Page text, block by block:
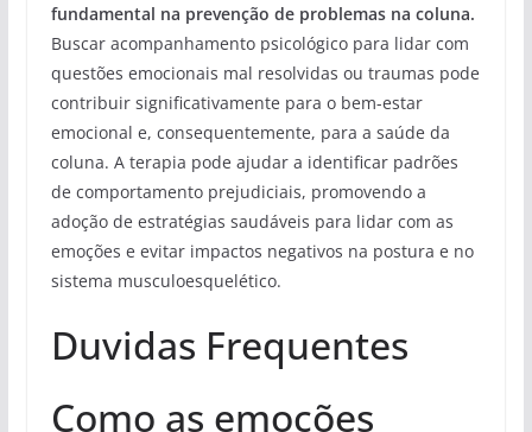
fundamental na prevenção de problemas na coluna.
Buscar acompanhamento psicológico para lidar com
questões emocionais mal resolvidas ou traumas pode
contribuir significativamente para o bem-estar
emocional e, consequentemente, para a saúde da
coluna. A terapia pode ajudar a identificar padrões
de comportamento prejudiciais, promovendo a
adoção de estratégias saudáveis para lidar com as
emoções e evitar impactos negativos na postura e no
sistema musculoesquelético.
Duvidas Frequentes
Como as emoções